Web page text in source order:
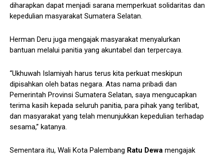
diharapkan dapat menjadi sarana memperkuat solidaritas dan
kepedulian masyarakat Sumatera Selatan.
Herman Deru juga mengajak masyarakat menyalurkan
bantuan melalui panitia yang akuntabel dan terpercaya.
“Ukhuwah Islamiyah harus terus kita perkuat meskipun
dipisahkan oleh batas negara. Atas nama pribadi dan
Pemerintah Provinsi Sumatera Selatan, saya mengucapkan
terima kasih kepada seluruh panitia, para pihak yang terlibat,
dan masyarakat yang telah menunjukkan kepedulian terhadap
sesama,” katanya.
Sementara itu, Wali Kota Palembang Ratu Dewa mengajak